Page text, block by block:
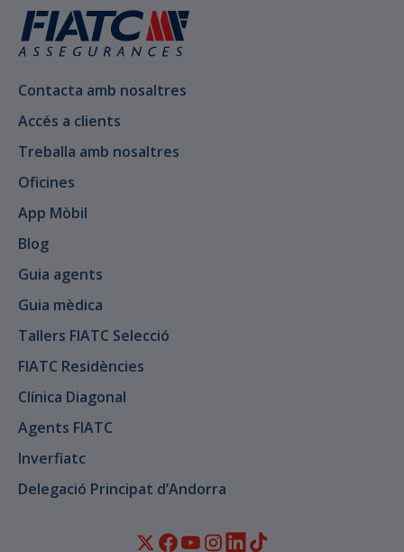
Contacta amb nosaltres
Accés a clients
Treballa amb nosaltres
Oficines
App Mòbil
Blog
Guia agents
Guia mèdica
Tallers FIATC Selecció
FIATC Residències
Clínica Diagonal
Agents FIATC
Inverfiatc
Delegació Principat d’Andorra